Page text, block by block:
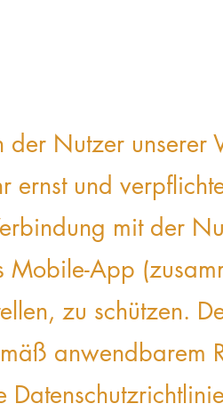
der Nutzer unserer
ernst und
mit der
Mobile-App
zu schützen.
anwendbarem